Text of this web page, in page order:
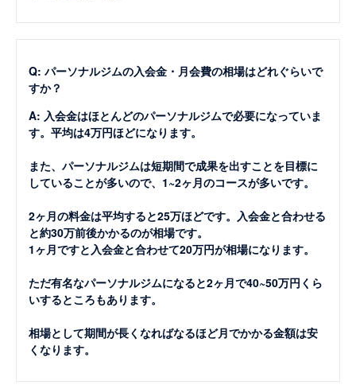
Q: パーソナルジムの入会金・月会費の相場はどれぐらいで
すか？
A: 入会金はほとんどのパーソナルジムで必要になっていま
す。平均は4万円ほどになります。
また、パーソナルジムは短期間で成果を出すことを目標に
していることが多いので、1~2ヶ月のコースが多いです。
2ヶ月の料金は平均すると25万ほどです。入会金と合わせる
と約30万前後かかるのが相場です。
1ヶ月ですと入会金と合わせて20万円が相場になります。
ただ有名なパーソナルジムになると2ヶ月で40~50万円くら
いするところもあります。
相場として期間が長くなればなるほど月でかかる金額は安
くなります。